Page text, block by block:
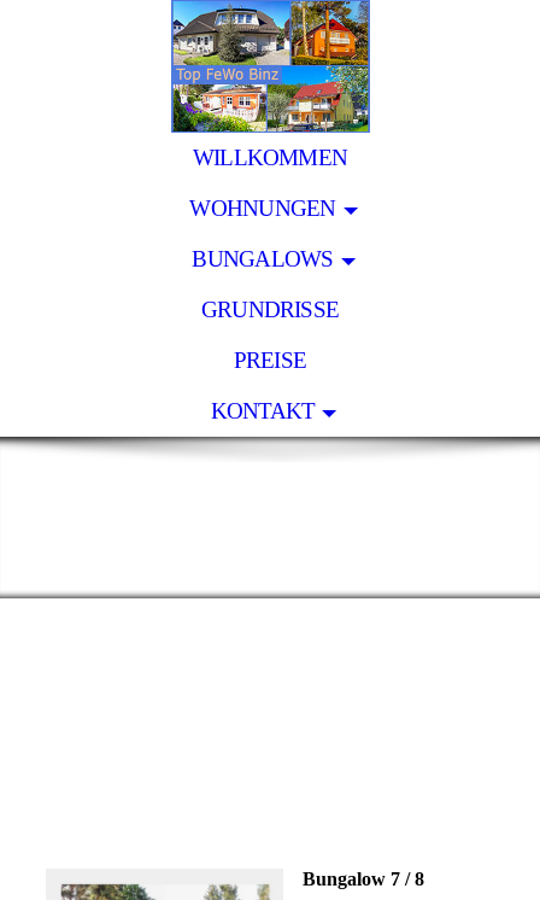
WILLKOMMEN
WOHNUNGEN
BUNGALOWS
GRUNDRISSE
PREISE
KONTAKT
Bungalow 7 / 8